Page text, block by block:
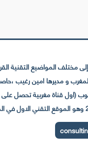
المواضيع التقنية